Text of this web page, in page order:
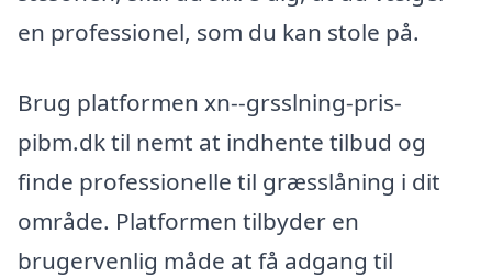
en professionel, som du kan stole på.
Brug platformen xn--grsslning-pris-
pibm.dk til nemt at indhente tilbud og
finde professionelle til græsslåning i dit
område. Platformen tilbyder en
brugervenlig måde at få adgang til